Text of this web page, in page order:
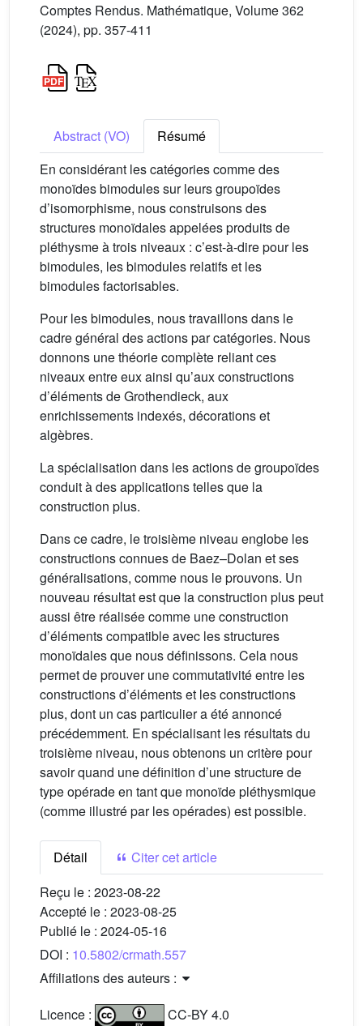
Comptes Rendus. Mathématique, Volume 362
(2024), pp. 357-411
Abstract (VO)
Résumé
En considérant les catégories comme des
monoïdes bimodules sur leurs groupoïdes
d’isomorphisme, nous construisons des
structures monoïdales appelées produits de
pléthysme à trois niveaux : c’est-à-dire pour les
bimodules, les bimodules relatifs et les
bimodules factorisables.
Pour les bimodules, nous travaillons dans le
cadre général des actions par catégories. Nous
donnons une théorie complète reliant ces
niveaux entre eux ainsi qu’aux constructions
d’éléments de Grothendieck, aux
enrichissements indexés, décorations et
algèbres.
La spécialisation dans les actions de groupoïdes
conduit à des applications telles que la
construction plus.
Dans ce cadre, le troisième niveau englobe les
constructions connues de Baez–Dolan et ses
généralisations, comme nous le prouvons. Un
nouveau résultat est que la construction plus peut
aussi être réalisée comme une construction
d’éléments compatible avec les structures
monoïdales que nous définissons. Cela nous
permet de prouver une commutativité entre les
constructions d’éléments et les constructions
plus, dont un cas particulier a été annoncé
précédemment. En spécialisant les résultats du
troisième niveau, nous obtenons un critère pour
savoir quand une définition d’une structure de
type opérade en tant que monoïde pléthysmique
(comme illustré par les opérades) est possible.
Détail
Citer cet article
Reçu le : 2023-08-22
Accepté le : 2023-08-25
Publié le : 2024-05-16
DOI : 10.5802/crmath.557
Affiliations des auteurs :
Licence :
CC-BY 4.0